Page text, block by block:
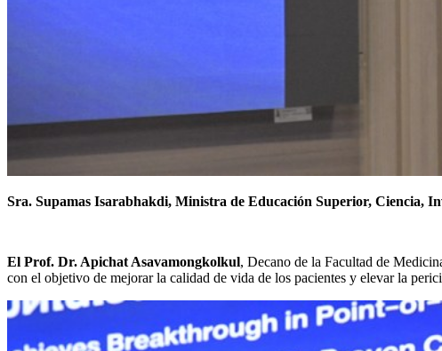
Sra. Supamas Isarabhakdi, Ministra de Educación Superior, Ciencia,
El Prof. Dr. Apichat Asavamongkolkul, Decano de la Facultad de
con el objetivo de mejorar la calidad de vida de los pacientes y elevar la